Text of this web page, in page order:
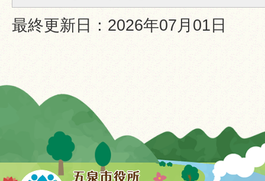
最終更新日：2026年07月01日